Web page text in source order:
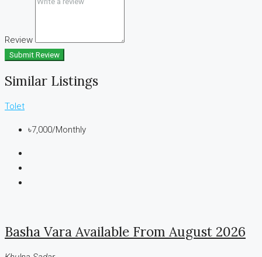
Review
Submit Review
Similar Listings
Tolet
৳7,000/Monthly
Basha Vara Available From August 2026